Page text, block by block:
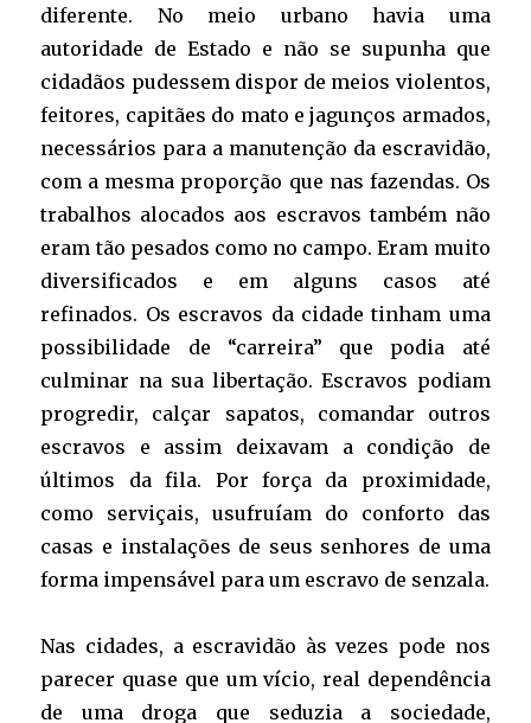
diferente. No meio urbano havia uma
autoridade de Estado e não se supunha que
cidadãos pudessem dispor de meios violentos,
feitores, capitães do mato e jagunços armados,
necessários para a manutenção da escravidão,
com a mesma proporção que nas fazendas. Os
trabalhos alocados aos escravos também não
eram tão pesados como no campo. Eram muito
diversificados e em alguns casos até
refinados. Os escravos da cidade tinham uma
possibilidade de “carreira” que podia até
culminar na sua libertação. Escravos podiam
progredir, calçar sapatos, comandar outros
escravos e assim deixavam a condição de
últimos da fila. Por força da proximidade,
como serviçais, usufruíam do conforto das
casas e instalações de seus senhores de uma
forma impensável para um escravo de senzala.
Nas cidades, a escravidão às vezes pode nos
parecer quase que um vício, real dependência
de uma droga que seduzia a sociedade,